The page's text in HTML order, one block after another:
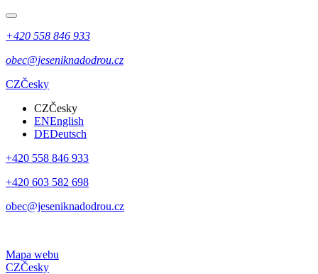
+420 558 846 933
obec@jeseniknadodrou.cz
CZČesky
CZČesky
ENEnglish
DEDeutsch
+420 558 846 933
+420 603 582 698
obec@jeseniknadodrou.cz
Mapa webu
CZČesky